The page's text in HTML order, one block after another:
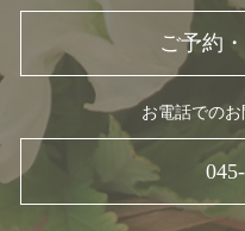
ご予約
お電話での